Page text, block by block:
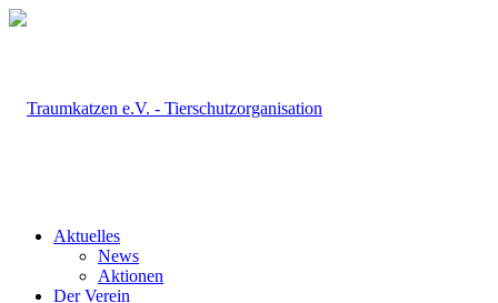
Aktuelles
News
Aktionen
Der Verein